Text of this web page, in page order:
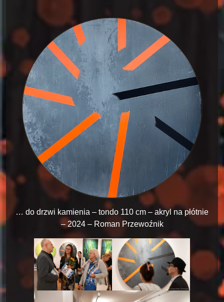
… do drzwi kamienia – tondo 110 cm – akryl na płótnie
– 2024 – Roman Przewoźnik